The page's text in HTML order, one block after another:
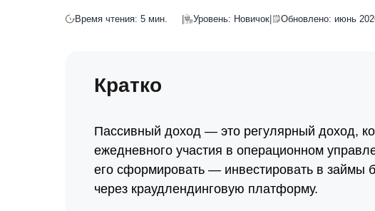
Время чтения: 5 мин. Уровень: Новичок Обновлено: июнь
Кратко
Пассивный доход — это регулярный доход,
ежедневного участия в операционном
его сформировать — инвестировать в займы
через краудлендинговую платформу.